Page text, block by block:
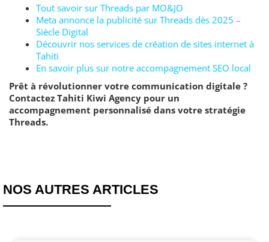
Tout savoir sur Threads par MO&JO
Meta annonce la publicité sur Threads dès 2025 –
Siècle Digital
Découvrir nos services de création de sites internet à
Tahiti
En savoir plus sur notre accompagnement SEO local
Prêt à révolutionner votre communication digitale ?
Contactez Tahiti Kiwi Agency pour un
accompagnement personnalisé dans votre stratégie
Threads.
NOS AUTRES ARTICLES